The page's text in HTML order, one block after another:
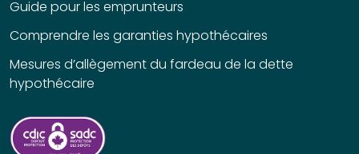
Guide pour les emprunteurs
Comprendre les garanties hypothécaires
Mesures d’allègement du fardeau de la dette
hypothécaire